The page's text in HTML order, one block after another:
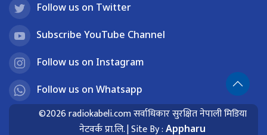
Follow us on Twitter
Subscribe YouTube Channel
Follow us on Instagram
Follow us on Whatsapp
©2026 radiokabeli.com सर्वाधिकार सुरक्षित नेपाली मिडिया
नेटवर्क प्रा.लि. | Site By : Appharu